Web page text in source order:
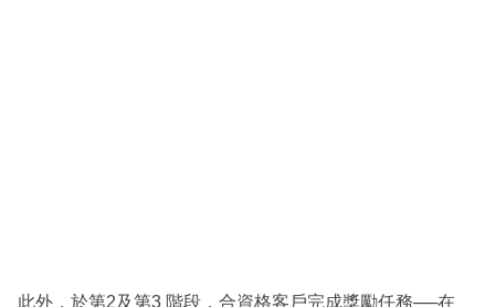
此外，於第2及第3 階段，合資格客戶完成獎勵任務──在